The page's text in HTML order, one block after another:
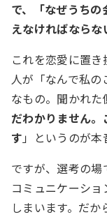
で、「なぜうち
えなければならな
これを恋愛に置
人が「なんで私の
なもの。聞かれ
だわかりません
す 」というのが本
ですが、選考の場
コミュニケーシ
しまいます。だか